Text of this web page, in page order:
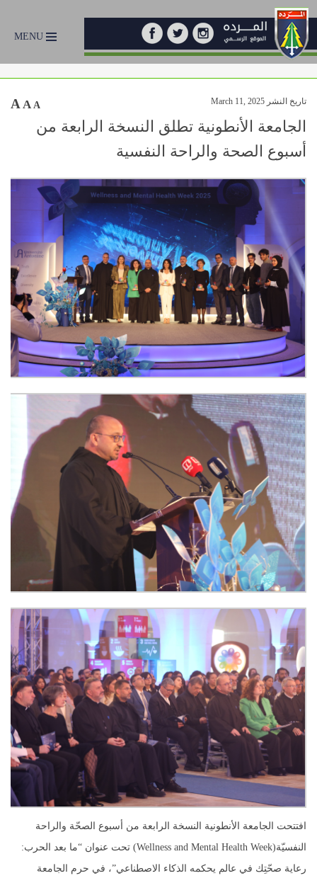
MENU
تاريخ النشر March 11, 2025 A A A
الجامعة الأنطونية تطلق النسخة الرابعة من
أسبوع الصحة والراحة النفسية
افتتحت الجامعة الأنطونية النسخة الرابعة من أسبوع الصحّة والراحة
النفسيّة(Wellness and Mental Health Week) تحت عنوان “ما بعد الحرب:
رعاية صحّتِك في عالم يحكمه الذكاء الاصطناعي”، في حرم الجامعة